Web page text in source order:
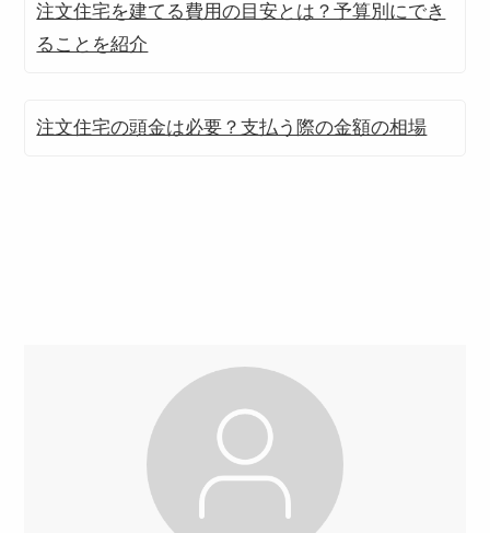
注文住宅を建てる費用の目安とは？予算別にでき
ることを紹介
注文住宅の頭金は必要？支払う際の金額の相場